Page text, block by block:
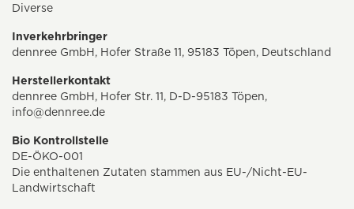
Diverse
Inverkehrbringer
dennree GmbH, Hofer Straße 11, 95183 Töpen, Deutschland
Herstellerkontakt
dennree GmbH, Hofer Str. 11, D-D-95183 Töpen,
info@dennree.de
Bio Kontrollstelle
DE-ÖKO-001
Die enthaltenen Zutaten stammen aus EU-/Nicht-EU-
Landwirtschaft